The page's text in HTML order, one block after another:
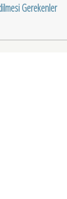
Gerekenler